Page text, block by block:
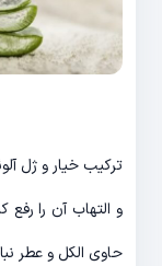
ترکیب خیار و ژل
و التهاب آن را
حاوی الکل و عطر